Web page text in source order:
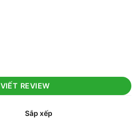
VIẾT REVIEW
Sắp xếp